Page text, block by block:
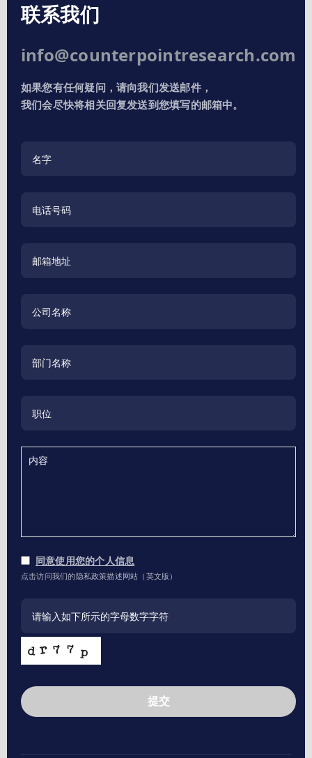
联系我们
info@counterpointresearch.com
如果您有任何疑问，请向我们发送邮件，
我们会尽快将相关回复发送到您填写的邮箱中。
同意使用您的个人信息
点击访问我们的隐私政策描述网站（英文版）
提交